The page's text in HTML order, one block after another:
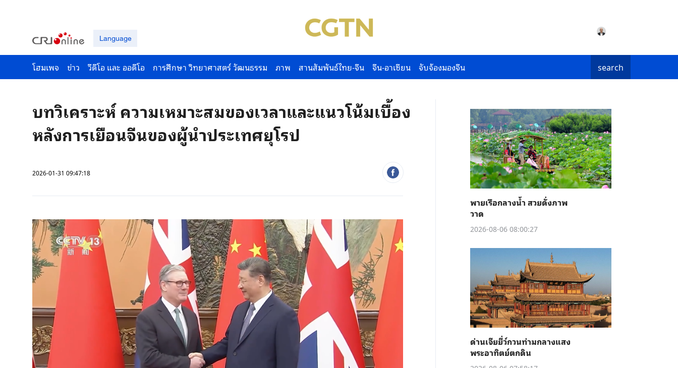
Language
โฮมเพจ ข่าว วีดีโอ และ ออดีโอ การศึกษา วิทยาศาสตร์ วัฒนธรรม ภาพ สานสัมพันธ์ไทย-จีน จีน-อาเซียน จับจ้องมองจีน search
บทวิเคราะห์ ความเหมาะสมของเวลาและแนวโน้มเบื้อง
หลังการเยือนจีนของผู้นำประเทศยุโรป
2026-01-31 09:47:18
พายเรือกลางน้ำ สวยดั่งภาพ
วาด
2026-08-06 08:00:27
ด่านเจียยี่ว์กวนท่ามกลางแสง
พระอาทิตย์ตกดิน